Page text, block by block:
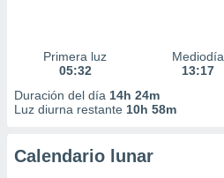
Primera luz
05:32
Mediodía
13:17
Duración del día 14h 24m
Luz diurna restante 10h 58m
Calendario lunar